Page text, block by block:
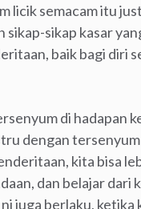
licik semacam itu
sikap-sikap kasar
baik bagi diri
di hadapan
dengan tersenyum
kita bisa
dan belajar dari
juga berlaku, ketika